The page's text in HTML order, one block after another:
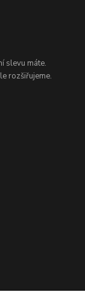
slevu máte.
rozšiřujeme.